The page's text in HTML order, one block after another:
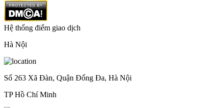
Hệ thống điểm giao dịch
Hà Nội
Số 263 Xã Đàn, Quận Đống Đa, Hà Nội
TP Hồ Chí Minh